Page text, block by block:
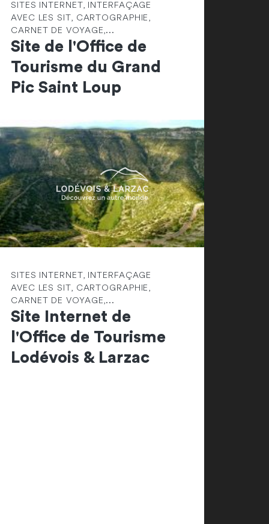
SITES INTERNET, INTERFAÇAGE
AVEC LES SIT, CARTOGRAPHIE,
CARNET DE VOYAGE,...
Site de l'Office de
Tourisme du Grand
Pic Saint Loup
SITES INTERNET, INTERFAÇAGE
AVEC LES SIT, CARTOGRAPHIE,
CARNET DE VOYAGE,...
Site Internet de
l'Office de Tourisme
Lodévois & Larzac